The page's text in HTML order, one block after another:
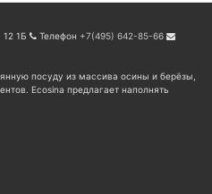
12 1Б Телефон +7(495) 642-85-66
посуду из массива осины и берёзы,
Ecosina предлагает наполнять